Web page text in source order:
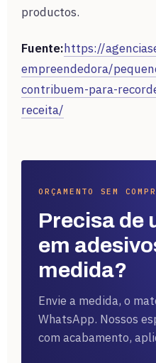
productos.
Fuente:https://
empreendedora/
contribuem-para-
receita/
ORÇAMENTO SEM
Precisa de
em
medida?
Envie a medida, o
WhatsApp. Nossos
com acabamento,